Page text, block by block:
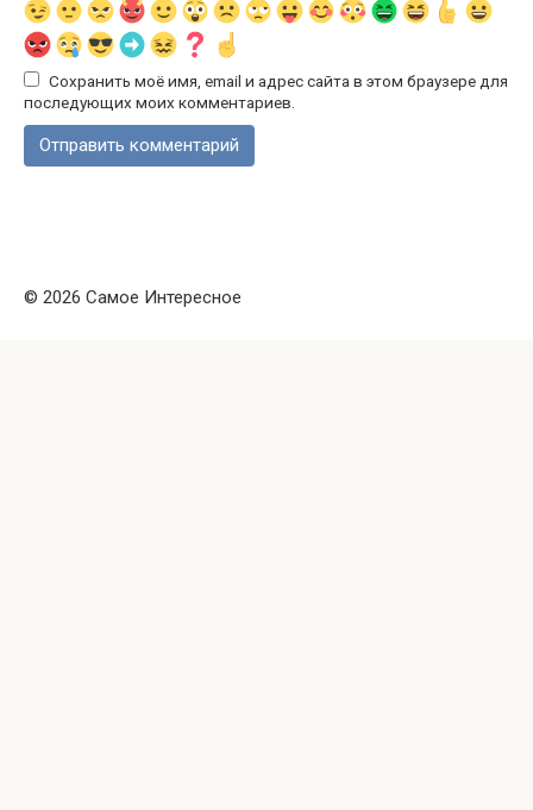
Сохранить моё имя, email и адрес сайта в этом браузере для
последующих моих комментариев.
© 2026 Самое Интересное